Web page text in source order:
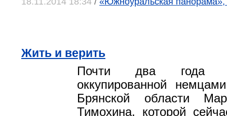
Жить и верить
Почти два года
оккупированной
Брянской области
Тимохина, которой